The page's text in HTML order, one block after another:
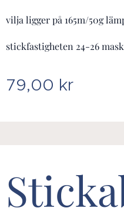
vilja ligger på 165m/50g
stickfastigheten 24-26
79,00 kr